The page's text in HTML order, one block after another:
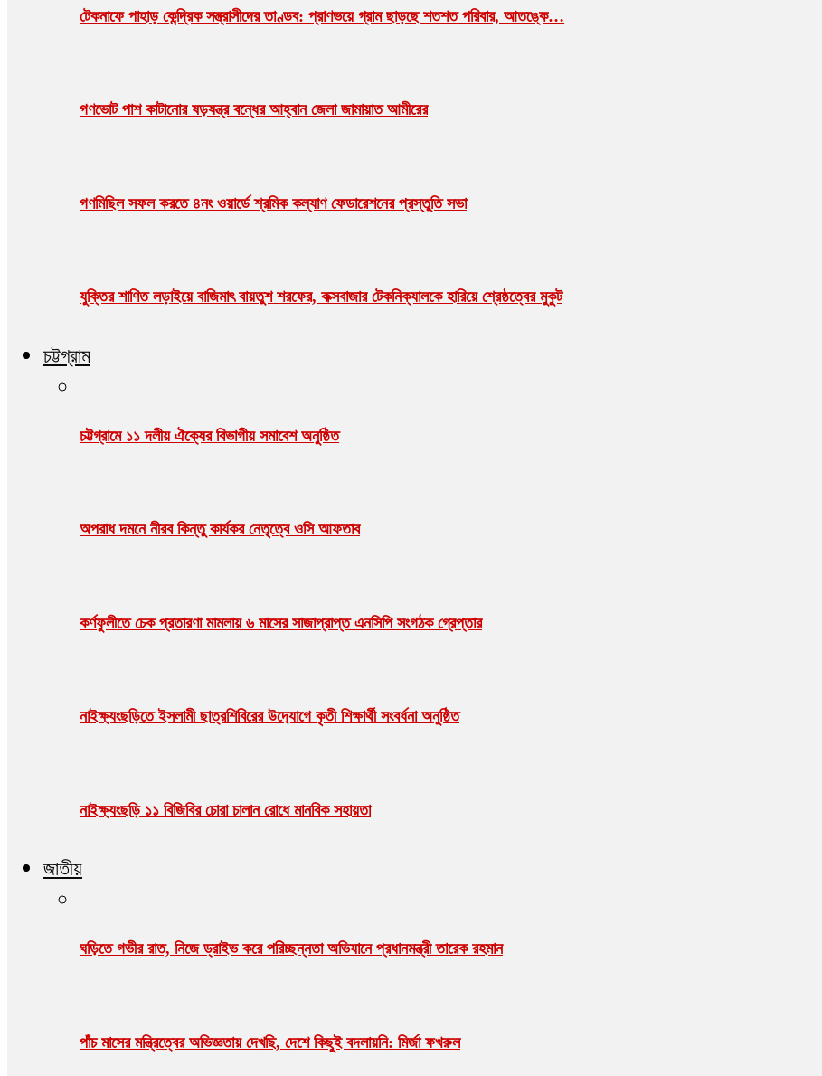
টেকনাফে পাহাড় কেন্দ্রিক সন্ত্রাসীদের তাণ্ডব: প্রাণভয়ে গ্রাম ছাড়ছে শতশত পরিবার, আতঙ্কে…
গণভোট পাশ কাটানোর ষড়যন্ত্র বন্ধের আহ্বান জেলা জামায়াত আমীরের
গণমিছিল সফল করতে ৪নং ওয়ার্ডে শ্রমিক কল্যাণ ফেডারেশনের প্রস্তুতি সভা
যুক্তির শাণিত লড়াইয়ে বাজিমাৎ বায়তুশ শরফের, কক্সবাজার টেকনিক্যালকে হারিয়ে শ্রেষ্ঠত্বের মুকুট
চট্টগ্রাম
চট্টগ্রামে ১১ দলীয় ঐক্যের বিভাগীয় সমাবেশ অনুষ্ঠিত
অপরাধ দমনে নীরব কিন্তু কার্যকর নেতৃত্বে ওসি আফতাব
কর্ণফুলীতে চেক প্রতারণা মামলায় ৬ মাসের সাজাপ্রাপ্ত এনসিপি সংগঠক গ্রেপ্তার
নাইক্ষ‍‍্যংছড়িতে ইসলামী ছাত্রশিবিরের উদ‍্যোগে কৃতী শিক্ষার্থী সংবর্ধনা অনুষ্ঠিত
নাইক্ষ্যংছড়ি ১১ বিজিবির চোরা চালান রোধে মানবিক সহায়তা
জাতীয়
ঘড়িতে গভীর রাত, নিজে ড্রাইভ করে পরিচ্ছন্নতা অভিযানে প্রধানমন্ত্রী তারেক রহমান
পাঁচ মাসের মন্ত্রিত্বের অভিজ্ঞতায় দেখছি, দেশে কিছুই বদলায়নি: মির্জা ফখরুল